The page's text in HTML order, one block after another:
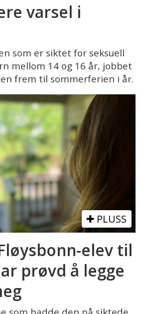
varsel i
som er siktet for seksuell
mellom 14 og 16 år, jobbet
frem til sommerferien i år.
PLUSS
elev til
prøvd å legge